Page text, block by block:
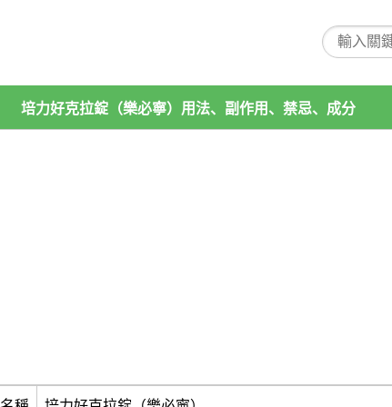
培力好克拉錠（樂必寧）用法、副作用、禁忌、成分